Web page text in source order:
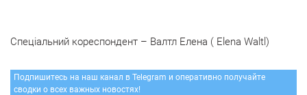
Спеціальний кореспондент – Валтл Елена ( Elena Waltl)
Подпишитесь на наш канал в Telegram и оперативно получайте
сводки о всех важных новостях!